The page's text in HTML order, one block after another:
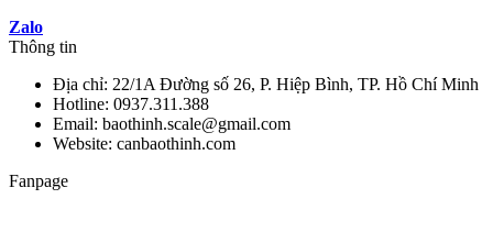
Zalo
Thông tin
Địa chỉ: 22/1A Đường số 26, P. Hiệp Bình, TP. Hồ Chí Minh
Hotline: 0937.311.388
Email: baothinh.scale@gmail.com
Website: canbaothinh.com
Fanpage